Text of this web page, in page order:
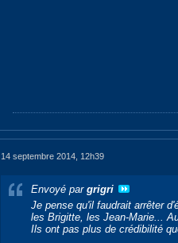
14 septembre 2014, 12h39
Envoyé par grigri
Je pense qu'il faudrait arrêter
les Brigitte, les Jean-Marie...
Ils ont pas plus de crédibilité